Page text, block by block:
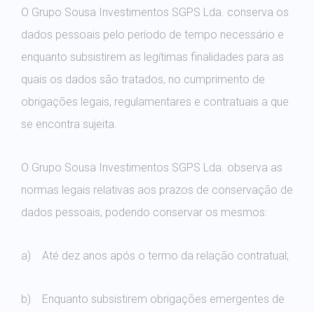
O Grupo Sousa Investimentos SGPS Lda. conserva os
dados pessoais pelo período de tempo necessário e
enquanto subsistirem as legítimas finalidades para as
quais os dados são tratados, no cumprimento de
obrigações legais, regulamentares e contratuais a que
se encontra sujeita.
O Grupo Sousa Investimentos SGPS Lda. observa as
normas legais relativas aos prazos de conservação de
dados pessoais, podendo conservar os mesmos:
a) Até dez anos após o termo da relação contratual;
b) Enquanto subsistirem obrigações emergentes de